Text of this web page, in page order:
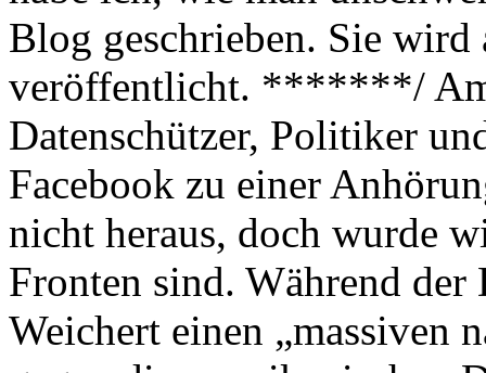
Blog geschrieben. Sie wird
veröffentlicht. *******/
Datenschützer, Politiker
Facebook zu einer
nicht heraus, doch wurde
Fronten sind. Während
Weichert einen „massiven